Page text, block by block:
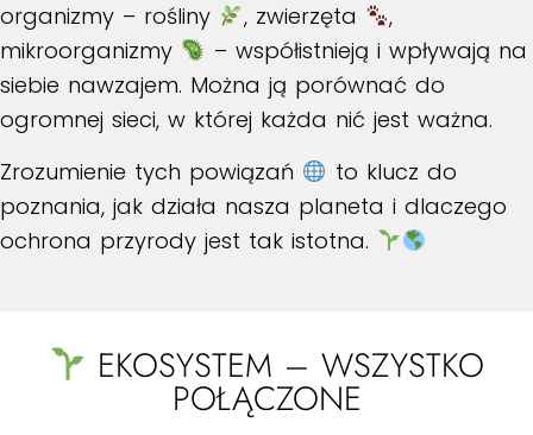
organizmy – rośliny
, zwierzęta
,
mikroorganizmy
– współistnieją i wpływają na
siebie nawzajem. Można ją porównać do
ogromnej sieci, w której każda nić jest ważna.
Zrozumienie tych powiązań
to klucz do
poznania, jak działa nasza planeta i dlaczego
ochrona przyrody jest tak istotna.
EKOSYSTEM – WSZYSTKO
POŁĄCZONE